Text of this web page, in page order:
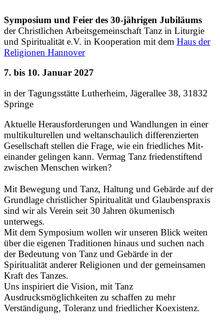
Symposium und Feier des 30-jährigen Jubiläums
der Christlichen Arbeitsgemeinschaft Tanz in Liturgie
und Spiritualität e.V. in Kooperation mit dem Haus der
Religionen Hannover
7. bis 10. Januar 2027
in der Tagungsstätte Lutherheim, Jägerallee 38, 31832
Springe
Aktuelle Herausforderungen und Wandlungen in einer
multikulturellen und weltanschaulich differenzierten
Gesellschaft stellen die Frage, wie ein friedliches Mit­
einander gelingen kann. Vermag Tanz friedenstiftend
zwischen Menschen wirken?
Mit Bewegung und Tanz, Haltung und Gebärde auf der
Grundlage christlicher Spiritualität und Glauben­spraxis
sind wir als Verein seit 30 Jahren ökumenisch
unterwegs.
Mit dem Symposium wollen wir unseren Blick weiten
über die eigenen Traditionen hinaus und suchen nach
der Bedeutung von Tanz und Gebärde in der
Spiritualität anderer Religionen und der gemein­samen
Kraft des Tanzes.
Uns inspiriert die Vision, mit Tanz
Ausdrucksmöglichkeiten zu schaffen zu mehr
Verständigung, Toleranz und friedlicher Koexistenz.